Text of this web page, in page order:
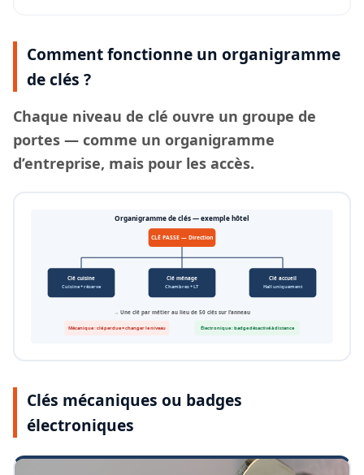
Comment fonctionne un organigramme
de clés ?
Chaque niveau de clé ouvre un groupe de
portes — comme un organigramme
d’entreprise, mais pour les accès.
Organigramme de clés — exemple hôtel
CLÉ PASSE — Direction
Clé cuisine
Cuisine + réserve
Clé ménage
Chambres + LT
Clé accueil
Hall uniquement
→ Une clé par métier au lieu de 50 clés sur l’anneau
Mécanique : clé perdue = changer le niveau Électronique : badge désactivé à distance
Clés mécaniques ou badges
électroniques